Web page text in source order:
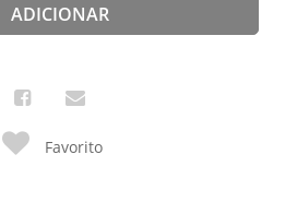
ADICIONAR
Favorito